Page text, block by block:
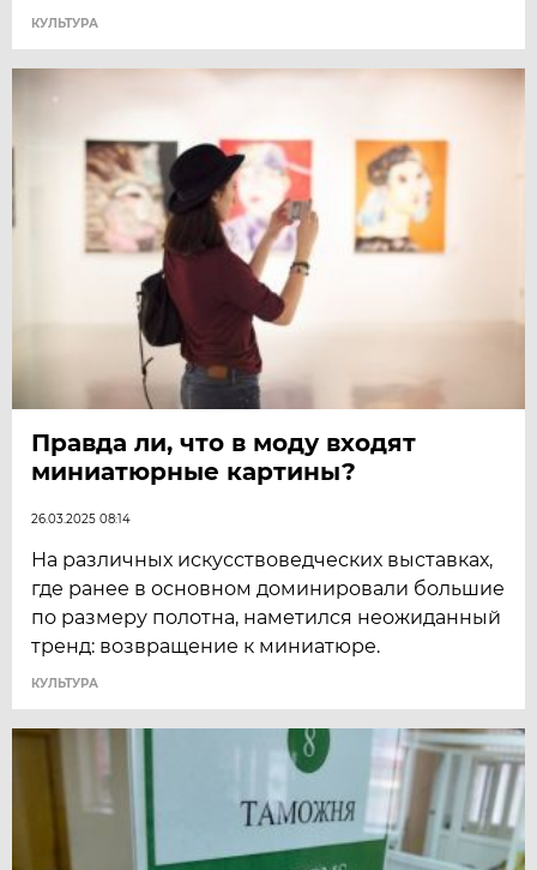
КУЛЬТУРА
Правда ли, что в моду входят
миниатюрные картины?
26.03.2025 08:14
На различных искусствоведческих выставках,
где ранее в основном доминировали большие
по размеру полотна, наметился неожиданный
тренд: возвращение к миниатюре.
КУЛЬТУРА